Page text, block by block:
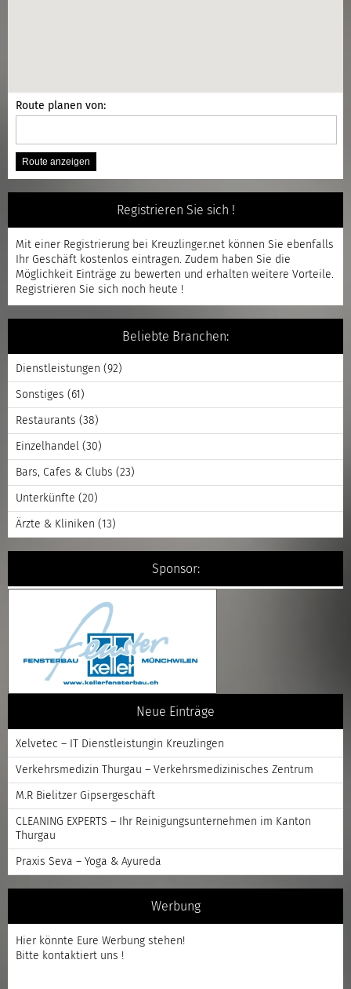
Route planen von:
Registrieren Sie sich !
Mit einer Registrierung bei Kreuzlinger.net können Sie ebenfalls
Ihr Geschäft kostenlos eintragen. Zudem haben Sie die
Möglichkeit Einträge zu bewerten und erhalten weitere Vorteile.
Registrieren Sie sich noch heute !
Beliebte Branchen:
Dienstleistungen (92)
Sonstiges (61)
Restaurants (38)
Einzelhandel (30)
Bars, Cafes & Clubs (23)
Unterkünfte (20)
Ärzte & Kliniken (13)
Sponsor:
Neue Einträge
Xelvetec – IT Dienstleistungin Kreuzlingen
Verkehrsmedizin Thurgau – Verkehrsmedizinisches Zentrum
M.R Bielitzer Gipsergeschäft
CLEANING EXPERTS – Ihr Reinigungsunternehmen im Kanton
Thurgau
Praxis Seva – Yoga & Ayureda
Werbung
Hier könnte Eure Werbung stehen!
Bitte kontaktiert uns !